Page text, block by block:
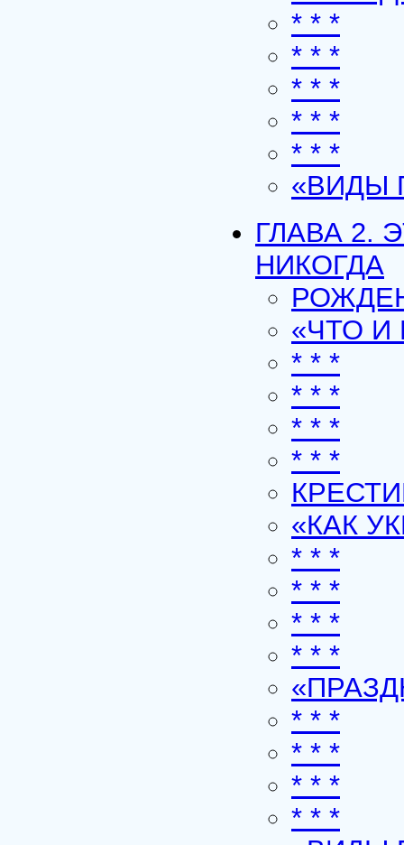
* * *
* * *
* * *
* * *
* * *
«ВИДЫ
ГЛАВА 2.
НИКОГДА
«ЧТО И
* * *
* * *
* * *
* * *
«КАК
* * *
* * *
* * *
* * *
* * *
* * *
* * *
* * *